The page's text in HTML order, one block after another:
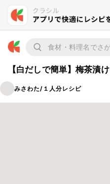
【白だしで簡単】梅茶漬け
みさわた/１人分レシピ